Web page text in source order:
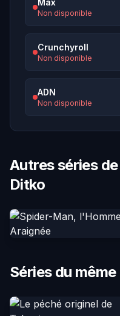
Max
Non disponible
Crunchyroll
Non disponible
ADN
Non disponible
Autres séries
Ditko
Séries du